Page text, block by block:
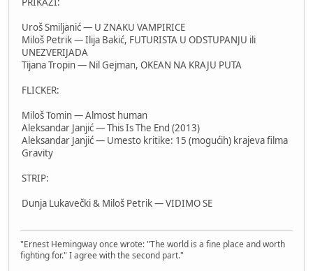
Uroš Smiljanić — U ZNAKU VAMPIRICE
Miloš Petrik — Ilija Bakić, FUTURISTA U ODSTUPANJU ili
UNEZVERIJADA
Tijana Tropin — Nil Gejman, OKEAN NA KRAJU PUTA
FLICKER:
Miloš Tomin — Almost human
Aleksandar Janjić — This Is The End (2013)
Aleksandar Janjić — Umesto kritike: 15 (mogućih) krajeva filma
Gravity
STRIP:
Dunja Lukavečki & Miloš Petrik — VIDIMO SE
"Ernest Hemingway once wrote: "The world is a fine place and worth
fighting for." I agree with the second part."